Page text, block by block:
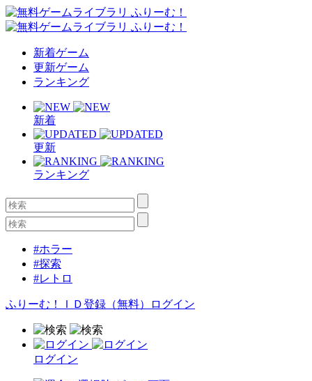
新着ゲーム
更新ゲーム
ランキング
新着
更新
ランキング
#ホラー
#探索
#レトロ
ふりーむ！ＩＤ登録（無料） ログイン
ログイン